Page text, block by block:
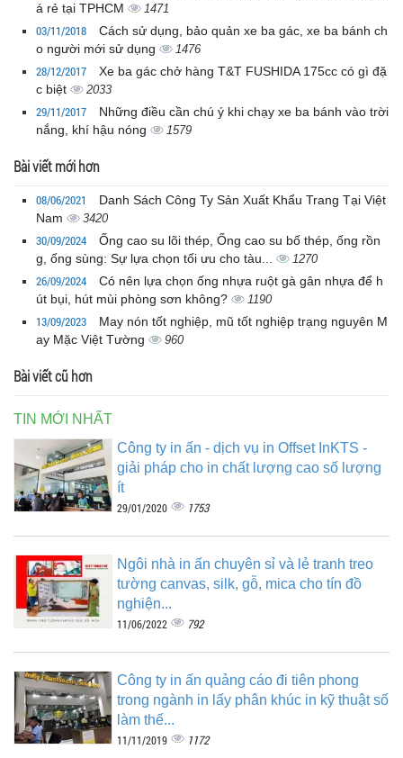
á rẻ tại TPHCM
1471
03/11/2018
Cách sử dụng, bảo quản xe ba gác, xe ba bánh ch
o người mới sử dụng
1476
28/12/2017
Xe ba gác chở hàng T&T FUSHIDA 175cc có gì đặ
c biệt
2033
29/11/2017
Những điều cần chú ý khi chạy xe ba bánh vào trời
nắng, khí hậu nóng
1579
Bài viết mới hơn
08/06/2021
Danh Sách Công Ty Sản Xuất Khẩu Trang Tại Việt
Nam
3420
30/09/2024
Ống cao su lõi thép, Ống cao su bố thép, ống rồn
g, ống sùng: Sự lựa chọn tối ưu cho tàu...
1270
26/09/2024
Có nên lựa chọn ống nhựa ruột gà gân nhựa để h
út bụi, hút mùi phòng sơn không?
1190
13/09/2023
May nón tốt nghiệp, mũ tốt nghiệp trạng nguyên M
ay Mặc Việt Tường
960
Bài viết cũ hơn
TIN MỚI NHẤT
Công ty in ấn - dịch vụ in Offset InKTS -
giải pháp cho in chất lượng cao số lượng
ít
29/01/2020 1753
Ngôi nhà in ấn chuyên sỉ và lẻ tranh treo
tường canvas, silk, gỗ, mica cho tín đồ
nghiện...
11/06/2022 792
Công ty in ấn quảng cáo đi tiên phong
trong ngành in lấy phân khúc in kỹ thuật số
làm thế...
11/11/2019 1172